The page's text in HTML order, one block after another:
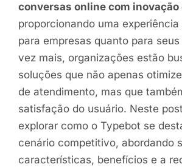
conversas online com
proporcionando uma
para empresas quanto para
vez mais, organizações estão
soluções que não apenas
de atendimento, mas que
satisfação do usuário. Neste
explorar como o Typebot se
cenário competitivo, abordando
características, benefícios e a